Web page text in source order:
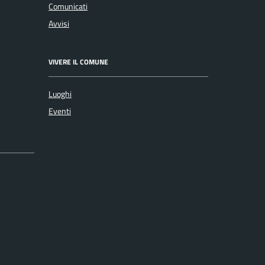
Comunicati
Avvisi
VIVERE IL COMUNE
Luoghi
Eventi